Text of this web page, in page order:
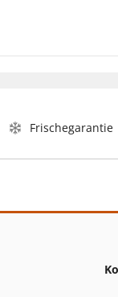
Frischegarantie